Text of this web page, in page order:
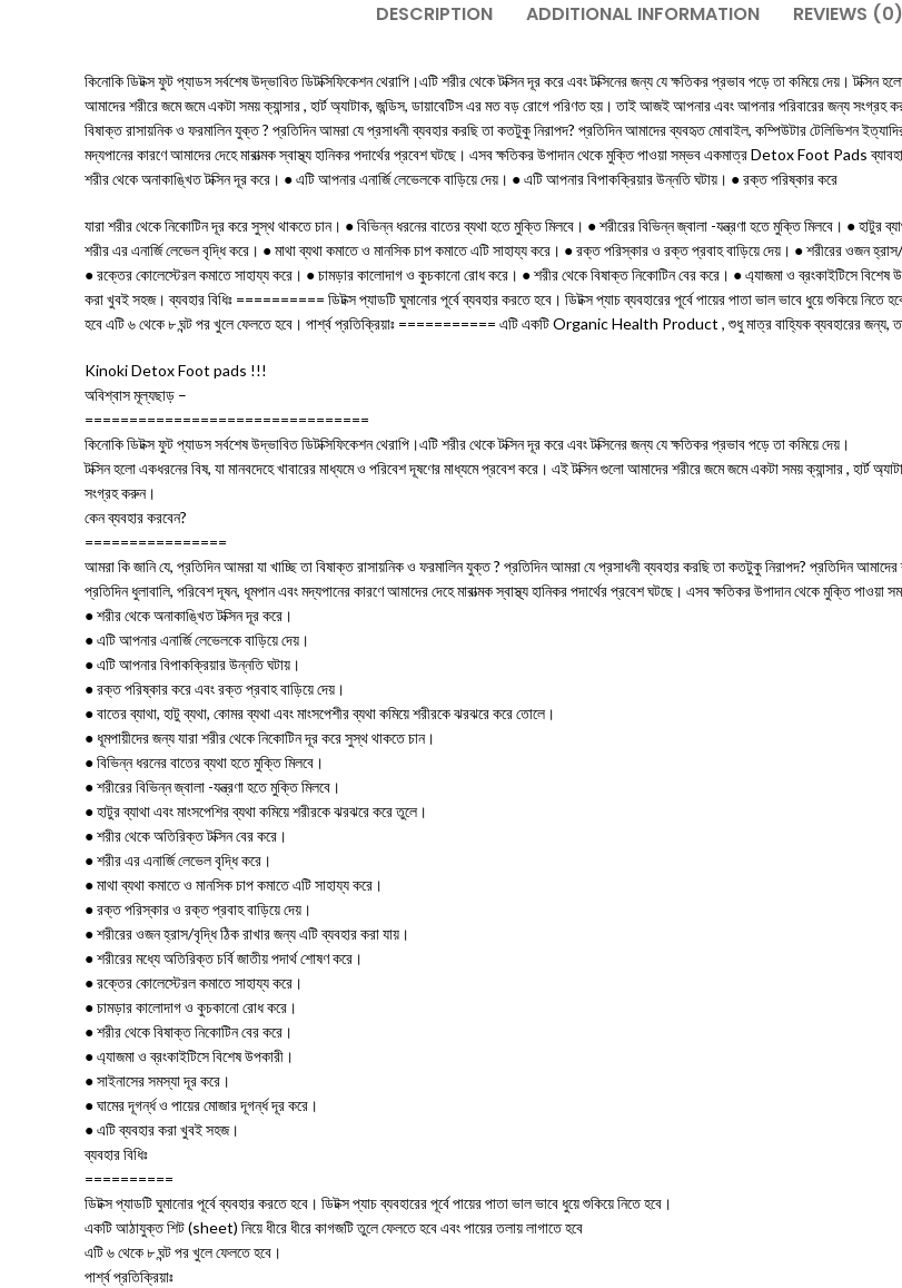
DESCRIPTION ADDITIONAL INFORMATION REVIEWS (0)
কিনোকি ডিটক্স ফুট প্যাডস সর্বশেষ উদ্ভাবিত ডিটক্সিফিকেশন থেরাপি।এটি শরীর থেকে টক্সিন দূর করে এবং টক্সিনের জন্য যে ক্ষতিকর প্রভাব পড়ে তা কমিয়ে দেয়। টক্সিন
আমাদের শরীরে জমে জমে একটা সময় ক্যান্সার , হার্ট অ্যাটাক, জন্ডিস, ডায়াবেটিস এর মত বড় রোগে পরিণত হয়। তাই আজই আপনার এবং আপনার পরিবারের জন্য
বিষাক্ত রাসায়নিক ও ফরমালিন যুক্ত ? প্রতিদিন আমরা যে প্রসাধনী ব্যবহার করছি তা কতটুকু নিরাপদ? প্রতিদিন আমাদের ব্যবহৃত মোবাইল, কম্পিউটার টেলিভিশন
মদ্যপানের কারণে আমাদের দেহে মারাত্মক স্বাস্থ্য হানিকর পদার্থের প্রবেশ ঘটছে। এসব ক্ষতিকর উপাদান থেকে মুক্তি পাওয়া সম্ভব একমাত্র Detox Foot
শরীর থেকে অনাকাঙ্খিত টক্সিন দূর করে। ● এটি আপনার এনার্জি লেভেলকে বাড়িয়ে দেয়। ● এটি আপনার বিপাকক্রিয়ার উন্নতি ঘটায়। ● রক্ত পরিষ্কার করে
যারা শরীর থেকে নিকোটিন দূর করে সুস্থ থাকতে চান। ● বিভিন্ন ধরনের বাতের ব্যথা হতে মুক্তি মিলবে। ● শরীরের বিভিন্ন জ্বালা -যন্ত্রণা হতে মুক্তি মিলবে। ●
শরীর এর এনার্জি লেভেল বৃদ্ধি করে। ● মাথা ব্যথা কমাতে ও মানসিক চাপ কমাতে এটি সাহায্য করে। ● রক্ত পরিস্কার ও রক্ত প্রবাহ বাড়িয়ে দেয়। ● শরীরের ওজন
● রক্তের কোলেস্টেরল কমাতে সাহায্য করে। ● চামড়ার কালোদাগ ও কুচকানো রোধ করে। ● শরীর থেকে বিষাক্ত নিকোটিন বের করে। ● এ্যাজমা ও ব্রংকাইটিসে বিশেষ
করা খুবই সহজ। ব্যবহার বিধিঃ ========== ডিটক্স প্যাডটি ঘুমানোর পূর্বে ব্যবহার করতে হবে। ডিটক্স প্যাচ ব্যবহারের পূর্বে পায়ের পাতা ভাল ভাবে ধুয়ে শুকিয়ে
হবে এটি ৬ থেকে ৮ ঘন্ট পর খুলে ফেলতে হবে। পার্শ্ব প্রতিক্রিয়াঃ =========== এটি একটি Organic Health Product , শুধু মাত্র বাহ্যিক ব্যবহারের জন্য,
Kinoki Detox Foot pads !!!
অবিশ্বাস মূল্যছাড় –
================================
কিনোকি ডিটক্স ফুট প্যাডস সর্বশেষ উদ্ভাবিত ডিটক্সিফিকেশন থেরাপি।এটি শরীর থেকে টক্সিন দূর করে এবং টক্সিনের জন্য যে ক্ষতিকর প্রভাব পড়ে তা কমিয়ে দেয়।
টক্সিন হলো একধরনের বিষ, যা মানবদেহে খাবারের মাধ্যমে ও পরিবেশ দূষণের মাধ্যমে প্রবেশ করে। এই টক্সিন গুলো আমাদের শরীরে জমে জমে একটা সময় ক্যান্সার ,
সংগ্রহ করুন।
কেন ব্যবহার করবেন?
================
আমরা কি জানি যে, প্রতিদিন আমরা যা খাচ্ছি তা বিষাক্ত রাসায়নিক ও ফরমালিন যুক্ত ? প্রতিদিন আমরা যে প্রসাধনী ব্যবহার করছি তা কতটুকু নিরাপদ? প্রতিদিন
প্রতিদিন ধুলাবালি, পরিবেশ দূষন, ধূমপান এবং মদ্যপানের কারণে আমাদের দেহে মারাত্মক স্বাস্থ্য হানিকর পদার্থের প্রবেশ ঘটছে। এসব ক্ষতিকর উপাদান থেকে মুক্তি
● শরীর থেকে অনাকাঙ্খিত টক্সিন দূর করে।
● এটি আপনার এনার্জি লেভেলকে বাড়িয়ে দেয়।
● এটি আপনার বিপাকক্রিয়ার উন্নতি ঘটায়।
● রক্ত পরিষ্কার করে এবং রক্ত প্রবাহ বাড়িয়ে দেয়।
● বাতের ব্যাথা, হাটু ব্যথা, কোমর ব্যথা এবং মাংসপেশীর ব্যথা কমিয়ে শরীরকে ঝরঝরে করে তোলে।
● ধূমপায়ীদের জন্য যারা শরীর থেকে নিকোটিন দূর করে সুস্থ থাকতে চান।
● বিভিন্ন ধরনের বাতের ব্যথা হতে মুক্তি মিলবে।
● শরীরের বিভিন্ন জ্বালা -যন্ত্রণা হতে মুক্তি মিলবে।
● হাটুর ব্যাথা এবং মাংসপেশির ব্যথা কমিয়ে শরীরকে ঝরঝরে করে তুলে।
● শরীর থেকে অতিরিক্ত টক্সিন বের করে।
● শরীর এর এনার্জি লেভেল বৃদ্ধি করে।
● মাথা ব্যথা কমাতে ও মানসিক চাপ কমাতে এটি সাহায্য করে।
● রক্ত পরিস্কার ও রক্ত প্রবাহ বাড়িয়ে দেয়।
● শরীরের ওজন হ্রাস/বৃদ্ধি ঠিক রাখার জন্য এটি ব্যবহার করা যায়।
● শরীরের মধ্যে অতিরিক্ত চর্বি জাতীয় পদার্থ শোষণ করে।
● রক্তের কোলেস্টেরল কমাতে সাহায্য করে।
● চামড়ার কালোদাগ ও কুচকানো রোধ করে।
● শরীর থেকে বিষাক্ত নিকোটিন বের করে।
● এ্যাজমা ও ব্রংকাইটিসে বিশেষ উপকারী।
● সাইনাসের সমস্যা দূর করে।
● ঘামের দূগর্ন্ধ ও পায়ের মোজার দূগর্ন্ধ দূর করে।
● এটি ব্যবহার করা খুবই সহজ।
ব্যবহার বিধিঃ
==========
ডিটক্স প্যাডটি ঘুমানোর পূর্বে ব্যবহার করতে হবে। ডিটক্স প্যাচ ব্যবহারের পূর্বে পায়ের পাতা ভাল ভাবে ধুয়ে শুকিয়ে নিতে হবে।
একটি আঠাযুক্ত শিট (sheet) নিয়ে ধীরে ধীরে কাগজটি তুলে ফেলতে হবে এবং পায়ের তলায় লাগাতে হবে
এটি ৬ থেকে ৮ ঘন্ট পর খুলে ফেলতে হবে।
পার্শ্ব প্রতিক্রিয়াঃ